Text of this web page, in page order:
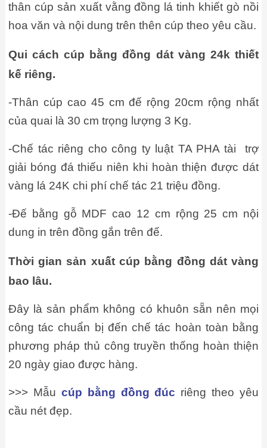
thân cúp sản xuất vằng đồng lá tinh khiết gò nồi
hoa văn và nội dung trên thên cúp theo yêu cầu.
Qui cách cúp bằng đồng dát vàng 24k thiết
kế riêng.
-Thân cúp cao 45 cm đế rộng 20cm rộng nhất
của quai là 30 cm trọng lượng 3 Kg.
-Chế tác riêng cho công ty luật TA PHA tài trợ
giải bóng đá thiếu niên khi hoàn thiện được dát
vàng lá 24K chi phí chế tác 21 triệu đồng.
-Đế bằng gỗ MDF cao 12 cm rộng 25 cm nội
dung in trên đồng gắn trên đế.
Thời gian sản xuất cúp bằng đồng dát vàng
bao lâu.
Đây là sản phẩm không có khuôn sẵn nên mọi
công tác chuẩn bị đến chế tác hoàn toàn bằng
phương pháp thủ công truyền thống hoàn thiện
20 ngày giao được hàng.
>>> Mẫu cúp bằng đồng đúc riêng theo yêu
cầu nét đẹp.